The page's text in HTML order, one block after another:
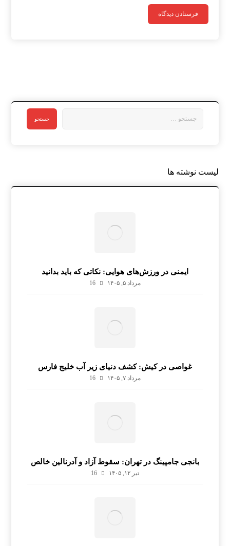
لیست نوشته ها
ایمنی در ورزش‌های هوایی: نکاتی که باید بدانید
مرداد ۵, ۱۴۰۵ 16
غواصی در کیش: کشف دنیای زیر آب خلیج فارس
مرداد ۷, ۱۴۰۵ 16
بانجی جامپینگ در تهران: سقوط آزاد و آدرنالین خالص
تیر ۱۲, ۱۴۰۵ 16